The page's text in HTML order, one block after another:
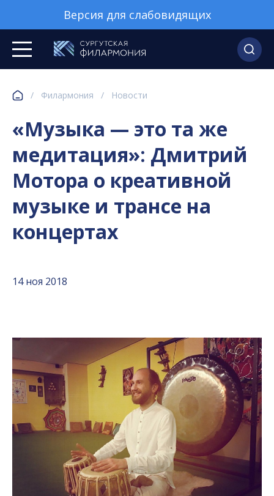
Версия для слабовидящих
/ Филармония / Новости
«Музыка — это та же
медитация»: Дмитрий
Мотора о креативной
музыке и трансе на
концертах
14 ноя 2018